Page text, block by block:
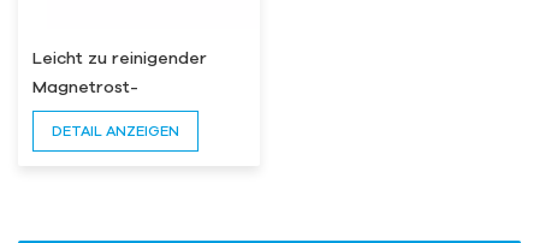
Leicht zu reinigender
Magnetrost-
Trichtermagnet
DETAIL ANZEIGEN